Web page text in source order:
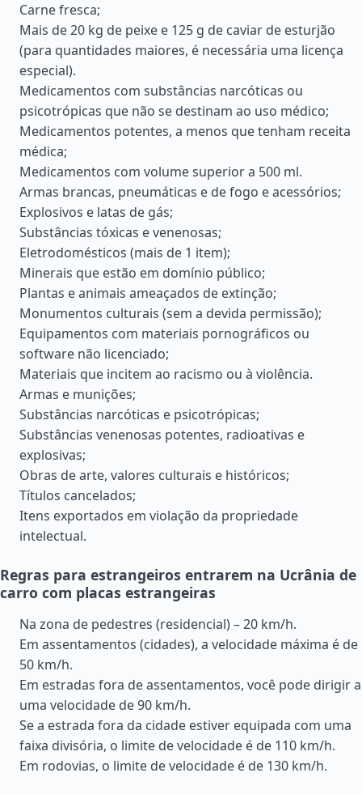
Carne fresca;
Mais de 20 kg de peixe e 125 g de caviar de esturjão
(para quantidades maiores, é necessária uma licença
especial).
Medicamentos com substâncias narcóticas ou
psicotrópicas que não se destinam ao uso médico;
Medicamentos potentes, a menos que tenham receita
médica;
Medicamentos com volume superior a 500 ml.
Armas brancas, pneumáticas e de fogo e acessórios;
Explosivos e latas de gás;
Substâncias tóxicas e venenosas;
Eletrodomésticos (mais de 1 item);
Minerais que estão em domínio público;
Plantas e animais ameaçados de extinção;
Monumentos culturais (sem a devida permissão);
Equipamentos com materiais pornográficos ou
software não licenciado;
Materiais que incitem ao racismo ou à violência.
Armas e munições;
Substâncias narcóticas e psicotrópicas;
Substâncias venenosas potentes, radioativas e
explosivas;
Obras de arte, valores culturais e históricos;
Títulos cancelados;
Itens exportados em violação da propriedade
intelectual.
Regras para estrangeiros entrarem na Ucrânia de
carro com placas estrangeiras
Na zona de pedestres (residencial) – 20 km/h.
Em assentamentos (cidades), a velocidade máxima é de
50 km/h.
Em estradas fora de assentamentos, você pode dirigir a
uma velocidade de 90 km/h.
Se a estrada fora da cidade estiver equipada com uma
faixa divisória, o limite de velocidade é de 110 km/h.
Em rodovias, o limite de velocidade é de 130 km/h.